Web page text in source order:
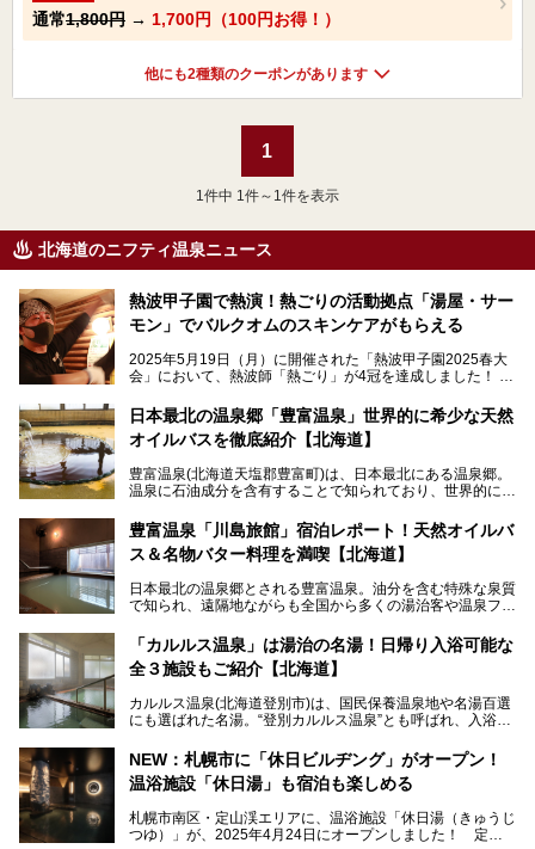
通常1,800円 → 1,700円（100円お得！）
他にも2種類のクーポンがあります
1
1 件中 1件～1件を表示
北海道のニフティ温泉ニュース
熱波甲子園で熱演！熱ごりの活動拠点「湯屋・サー
モン」でバルクオムのスキンケアがもらえる
2025年5月19日（月）に開催された「熱波甲子園2025春大
会」において、熱波師「熱ごり」が4冠を達成しました！
動拠点である北海道の銭湯「湯屋・サーモン」にて、メンズ
スキンケアブランド バルクオムの「ONE DAY KIT」を数量
限定でプレゼントいたします。
で、ぜひお試しください。※6月13日配布開始、なくなり次
第終了
───
提供元：株式会社バルクオム【PR】
この記事は株式会社バルクオム商品のPR記事です。
日本最北の温泉郷「豊富温泉」世界的に希少な天然
オイルバスを徹底紹介【北海道】
豊富温泉(北海道天塩郡豊富町)は、日本最北にある温泉郷。
温泉に石油成分を含有することで知られており、世界的にも
に特効があると言われ、遠隔地ながらも全国から湯治・療養
目的で多くの人々が訪れます。
地体験し、独自の視点で豊富温泉の“天然オイルバス”をレポ
ート。温泉地概要や日帰り入浴施設をはじめ、宿泊施設・ア
豊富温泉「川島旅館」宿泊レポート！天然オイルバ
ス＆名物バター料理を満喫【北海道】
日本最北の温泉郷とされる豊富温泉。油分を含む特殊な泉質
で知られ、遠隔地ながらも全国から多くの湯治客や温泉ファ
「川島旅館」は、豊富温泉の開湯当初から営業する老舗旅
館。とりわけ温泉の良さと名物のバター料理に定評があり、
の温泉や料理をはじめ、パブリックスペース・客室など宿の
全貌を徹底的にご紹介します！
「カルルス温泉」は湯治の名湯！日帰り入浴可能な
全３施設もご紹介【北海道】
カルルス温泉(北海道登別市)は、国民保養温泉地や名湯百選
にも選ばれた名湯。“登別カルルス温泉”とも呼ばれ、入浴剤
豊かな登別温泉とは対照的な存在で、今も湯治場的な要素が
残る閑静な温泉地です。
地体験し、カルルス温泉をご紹介。温泉地の概要や泉質解説
をはじめ、日帰り入浴可能な全３施設の紹介・周辺観光・ア
NEW：札幌市に「休日ビルヂング」がオープン！
温浴施設「休日湯」も宿泊も楽しめる
札幌市南区・定山渓エリアに、温浴施設「休日湯（きゅうじ
つゆ）」が、2025年4月24日にオープンしました！ 定山